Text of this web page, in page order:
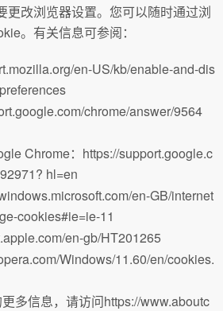
更改浏览器设置。您可以随时通过浏
。有关信息可参阅：
en-US/kb/enable-and-dis
chrome/answer/9564
Chrome：https://support.google.c
hl=en
en-GB/internet
cookies#ie=ie-11
en-gb/HT201265
Windows/11.60/en/cookies.
多信息，请访问https://www.aboutc